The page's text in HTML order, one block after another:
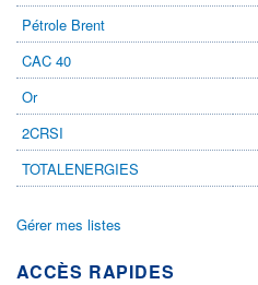
Pétrole Brent
CAC 40
Or
2CRSI
TOTALENERGIES
Gérer mes listes
ACCÈS RAPIDES